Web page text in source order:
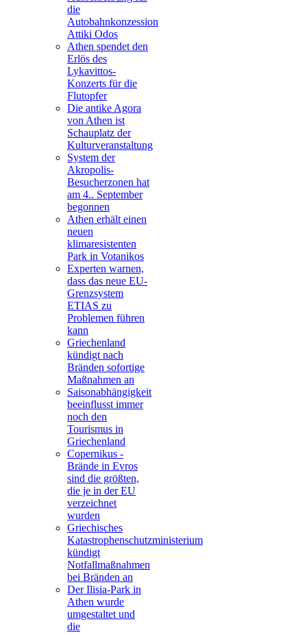
die
Autobahnkonzession
Attiki Odos
Athen spendet den
Erlös des
Lykavittos-
Konzerts für die
Flutopfer
Die antike Agora
von Athen ist
Schauplatz der
Kulturveranstaltung
System der
Akropolis-
Besucherzonen hat
am 4.. September
begonnen
Athen erhält einen
neuen
klimaresistenten
Park in Votanikos
Experten warnen,
dass das neue EU-
Grenzsystem
ETIAS zu
Problemen führen
kann
Griechenland
kündigt nach
Bränden sofortige
Maßnahmen an
Saisonabhängigkeit
beeinflusst immer
noch den
Tourismus in
Griechenland
Copernikus -
Brände in Evros
sind die größten,
die je in der EU
verzeichnet
wurden
Griechisches
Katastrophenschutzministerium
kündigt
Notfallmaßnahmen
bei Bränden an
Der Ilisia-Park in
Athen wurde
umgestaltet und
die